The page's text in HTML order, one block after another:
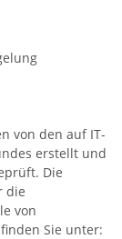
von den auf IT-
erstellt und
Die
die
von
Sie unter: